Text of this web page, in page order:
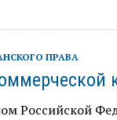
ПРАВА
Российской